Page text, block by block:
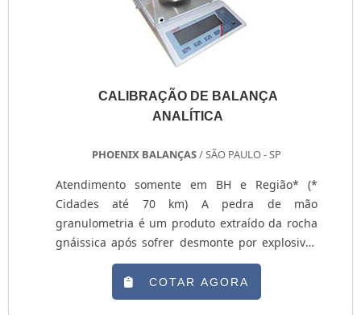
CALIBRAÇÃO DE BALANÇA
ANALÍTICA
PHOENIX BALANÇAS/ SÃO PAULO - SP
Atendimento somente em BH e Região* (*
Cidades até 70 km) A pedra de mão
granulometria é um produto extraído da rocha
gnáissica após sofrer desmonte por explosivos
e passagem pelo britador primário. A pedrão de
mão é denominada também como pedra rachão
e rachão de praça. É utilizada para reforço de
COTAR AGORA